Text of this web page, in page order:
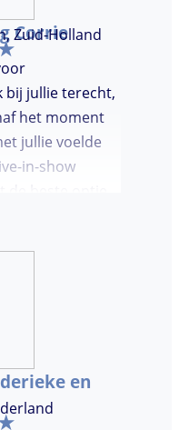
Corrie
Zuid-Holland
bij jullie terecht,
het moment
jullie voelde
in-show
de beste optie
zich af waar ik
en